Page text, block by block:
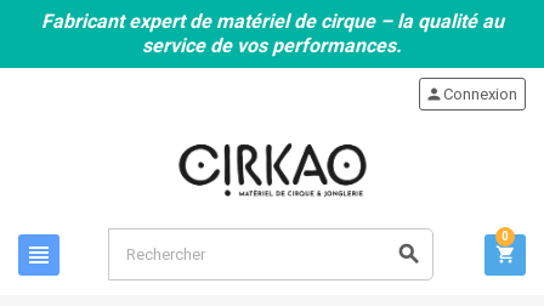
Fabricant expert de matériel de cirque – la qualité au
service de vos performances.
view_headline search
personConnexion
shopping_cart
0